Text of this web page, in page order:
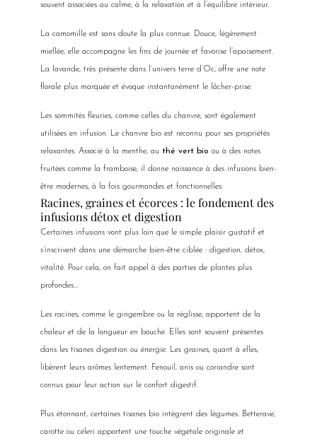
souvent associées au calme, à la relaxation et à l’équilibre intérieur.
La camomille est sans doute la plus connue. Douce, légèrement
miellée, elle accompagne les fins de journée et favorise l’apaisement.
La lavande, très présente dans l’univers terre d’Oc, offre une note
florale plus marquée et évoque instantanément le lâcher-prise.
Les sommités fleuries, comme celles du chanvre, sont également
utilisées en infusion. Le chanvre bio est reconnu pour ses propriétés
relaxantes. Associé à la menthe, au thé vert bio ou à des notes
fruitées comme la framboise, il donne naissance à des infusions bien-
être modernes, à la fois gourmandes et fonctionnelles.
Racines, graines et écorces : le fondement des
infusions détox et digestion
Certaines infusions vont plus loin que le simple plaisir gustatif et
s’inscrivent dans une démarche bien-être ciblée : digestion, détox,
vitalité. Pour cela, on fait appel à des parties de plantes plus
profondes…
Les racines, comme le gingembre ou la réglisse, apportent de la
chaleur et de la longueur en bouche. Elles sont souvent présentes
dans les tisanes digestion ou énergie. Les graines, quant à elles,
libèrent leurs arômes lentement. Fenouil, anis ou coriandre sont
connus pour leur action sur le confort digestif.
Plus étonnant, certaines tisanes bio intègrent des légumes. Betterave,
carotte ou céleri apportent une touche végétale originale et